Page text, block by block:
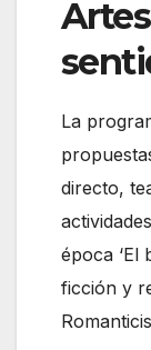
La
directo,
época ‘El
ficción y